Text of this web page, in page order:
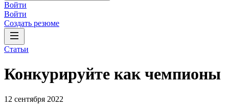
Войти
Войти
Создать резюме
Статьи
Конкурируйте как чемпионы
12 сентября 2022